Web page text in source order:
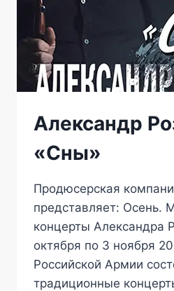
Александр
«Сны»
Продюсерская
представляет: Осень.
концерты Александра
октября по 3 ноября
Российской Армии
традиционные